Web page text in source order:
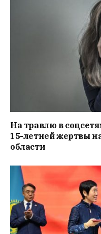
На травлю в
15-летней жертвы
области